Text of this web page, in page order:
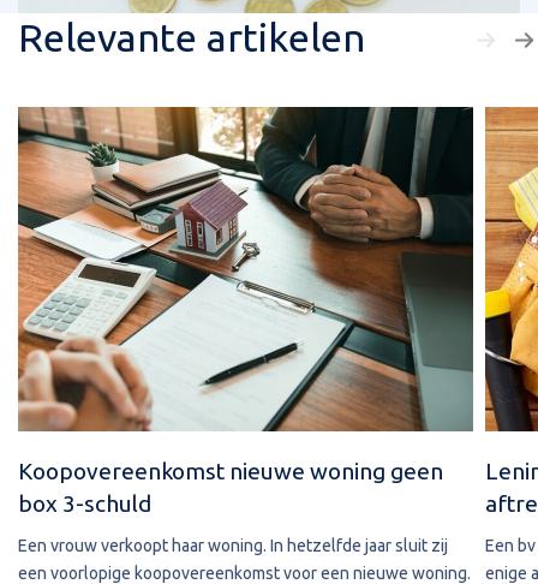
Relevante artikelen
Koopovereenkomst nieuwe woning geen
box 3-schuld
Een vrouw verkoopt haar woning. In hetzelfde jaar sluit zij
een voorlopige koopovereenkomst voor een nieuwe woning.
Een
enige